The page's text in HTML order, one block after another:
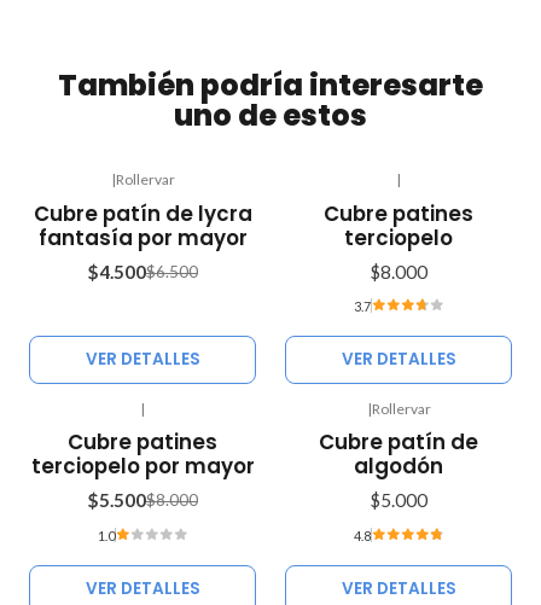
También podría interesarte
uno de estos
-31%
OFF
|Rollervar
Cubre patín de lycra
fantasía por mayor
$4.500$6.500
VER DETALLES
|
Cubre patines
terciopelo
$8.000
3.7
VER DETALLES
-31%
|
Cubre patines
terciopelo por mayor
$5.500$8.000
1.0
VER DETALLES
|Rollervar
Cubre patín de
algodón
$5.000
4.8
VER DETALLES